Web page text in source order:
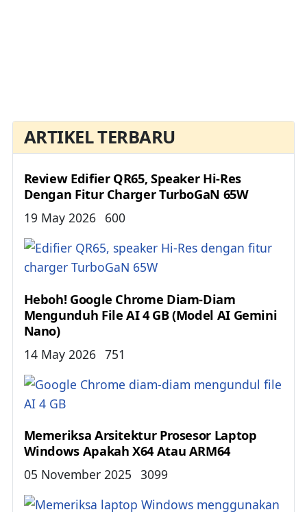
ARTIKEL TERBARU
Review Edifier QR65, Speaker Hi-Res
Dengan Fitur Charger TurboGaN 65W
Details
19 May 2026 600
Heboh! Google Chrome Diam-Diam
Mengunduh File AI 4 GB (Model AI Gemini
Nano)
Details
14 May 2026 751
Memeriksa Arsitektur Prosesor Laptop
Windows Apakah X64 Atau ARM64
Details
05 November 2025 3099